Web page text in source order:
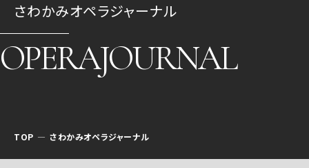
さわかみオペラジャーナル
OPERAJOURNAL
TOP さわかみオペラジャーナル